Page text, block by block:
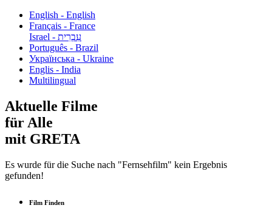
English - English
Français - France
עִבְרִית - Israel
Português - Brazil
Українська - Ukraine
Englis - India
Multilingual
Aktuelle Filme
für Alle
mit GRETA
Es wurde für die Suche nach "Fernsehfilm" kein Ergebnis
gefunden!
Film Finden